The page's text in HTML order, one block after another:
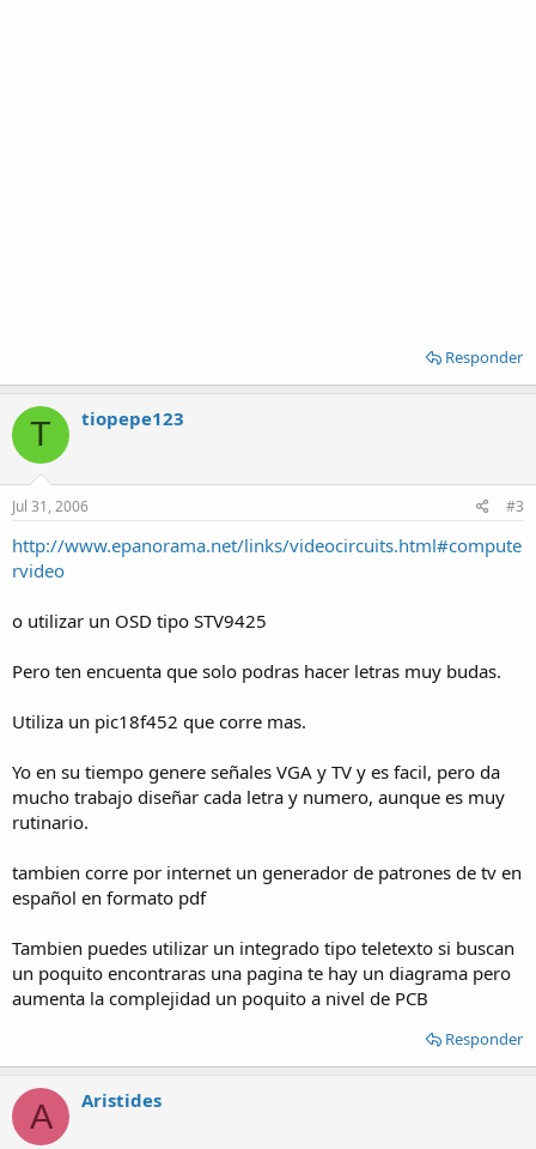
Responder
T tiopepe123
Jul 31, 2006 #3
http://www.epanorama.net/links/videocircuits.html#compute
rvideo
o utilizar un OSD tipo STV9425
Pero ten encuenta que solo podras hacer letras muy budas.
Utiliza un pic18f452 que corre mas.
Yo en su tiempo genere señales VGA y TV y es facil, pero da
mucho trabajo diseñar cada letra y numero, aunque es muy
rutinario.
tambien corre por internet un generador de patrones de tv en
español en formato pdf
Tambien puedes utilizar un integrado tipo teletexto si buscan
un poquito encontraras una pagina te hay un diagrama pero
aumenta la complejidad un poquito a nivel de PCB
Responder
A Aristides